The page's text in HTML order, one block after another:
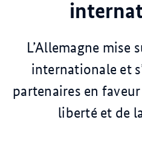
L’Allemagne mise
internationale et
partenaires en
liberté et de